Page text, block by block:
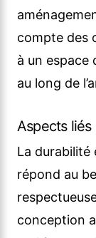
compte des
à un espace
au long de
Aspects liés
La durabilité
répond au
conception